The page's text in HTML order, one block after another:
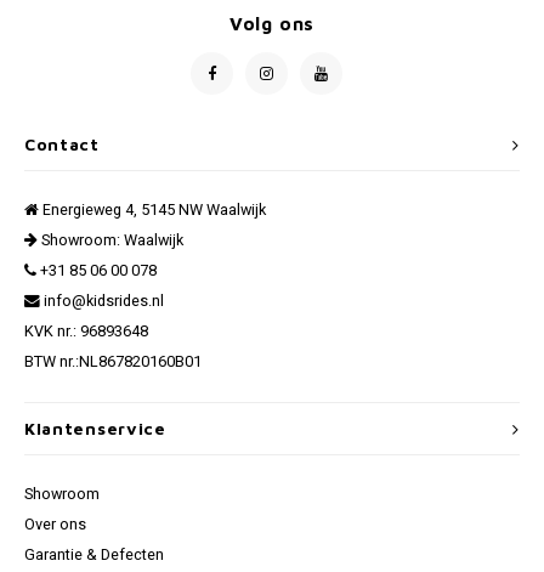
Contact
Energieweg 4, 5145 NW Waalwijk
Showroom: Waalwijk
+31 85 06 00 078
info@kidsrides.nl
KVK nr.: 96893648
BTW nr.:NL867820160B01
Volg ons
Klantenservice
Showroom
Over ons
Garantie & Defecten